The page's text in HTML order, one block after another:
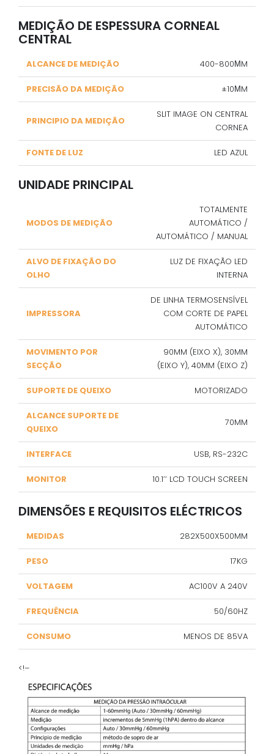
MEDIÇÃO DE ESPESSURA CORNEAL
CENTRAL
ALCANCE DE MEDIÇÃO 400-800ΜM
PRECISÃO DA MEDIÇÃO ±10ΜM
PRINCIPIO DA MEDIÇÃO
SLIT IMAGE ON CENTRAL
CORNEA
FONTE DE LUZ LED AZUL
UNIDADE PRINCIPAL
MODOS DE MEDIÇÃO
TOTALMENTE
AUTOMÁTICO /
AUTOMÁTICO / MANUAL
ALVO DE FIXAÇÃO DO
OLHO
LUZ DE FIXAÇÃO LED
INTERNA
IMPRESSORA
DE LINHA TERMOSENSÍVEL
COM CORTE DE PAPEL
AUTOMÁTICO
MOVIMENTO POR
SECÇÃO
90MM (EIXO X), 30MM
(EIXO Y), 40MM (EIXO Z)
SUPORTE DE QUEIXO MOTORIZADO
ALCANCE SUPORTE DE
QUEIXO
70MM
INTERFACE USB, RS-232C
MONITOR 10.1’’ LCD TOUCH SCREEN
DIMENSÕES E REQUISITOS ELÉCTRICOS
MEDIDAS 282X500X500MM
PESO 17KG
VOLTAGEM AC100V A 240V
FREQUÊNCIA 50/60HZ
CONSUMO MENOS DE 85VA
<!–